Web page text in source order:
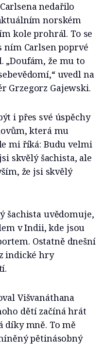
nedařilo
norském
kole prohrál. To se
ním Carlsen poprvé
„Doufám, že mu to
uvedl na
Grzegorz Gajewski.
i přes své úspěchy
která mu
mi říká: Budu velmi
skvělý šachista, ale
že jsi skvělý
šachista uvědomuje,
v Indii, kde jsou
Ostatně dnešní
indické hry
Višvanáthana
dětí začíná hrát
díky mně. To mě
pětinásobný